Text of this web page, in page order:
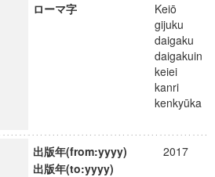
ローマ字
Keiō
gijuku
daigaku
daigakuin
keiei
kanri
kenkyūka
出版年(from:yyyy)
2017
出版年(to:yyyy)